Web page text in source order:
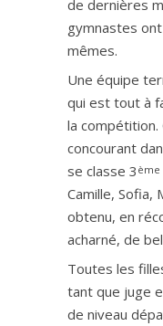
de dernières
gymnastes
mêmes.
Une équipe
qui est tout à
la compétition.
concourant
se classe 3 ème
Camille, Sofia,
obtenu, en
acharné, de
Toutes les
tant que juge
de niveau